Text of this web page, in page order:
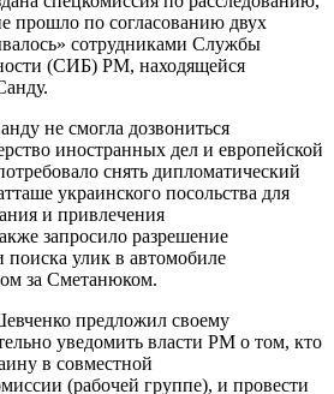
прошло по согласованию двух
сотрудниками Службы
(СИБ) РМ, находящейся
не смогла дозвониться
иностранных дел и европейской
снять дипломатический
украинского посольства для
и привлечения
запросило разрешение
поиска улик в автомобиле
за Сметанюком.
предложил своему
уведомить власти РМ о том, кто
в совместной
(рабочей группе), и провести